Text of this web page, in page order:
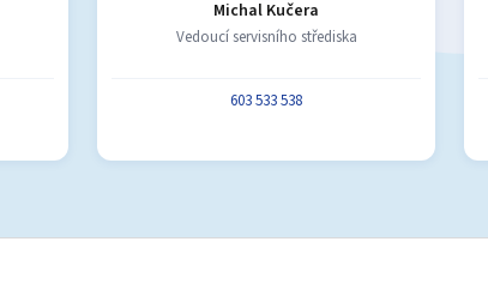
Michal Kučera
Vedoucí servisního střediska
603 533 538